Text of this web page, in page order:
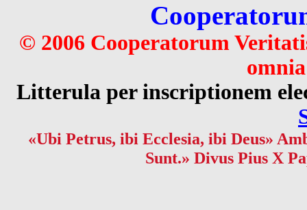
© 2006 Cooperatorum
Litterula per inscriptionem
«Ubi Petrus, ibi Ecclesia, ibi Deus»
Sunt.» Divus Pius X